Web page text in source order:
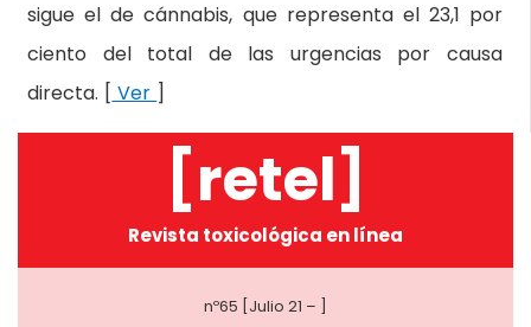
sigue el de cánnabis, que representa el 23,1 por
ciento del total de las urgencias por causa
directa. [ Ver ]
[retel]
Revista toxicológica en línea
nº65 [Julio 21 – ]